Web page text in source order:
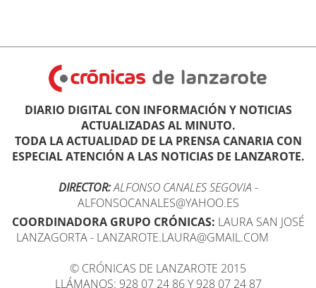
DIARIO DIGITAL CON INFORMACIÓN Y NOTICIAS
ACTUALIZADAS AL MINUTO.
TODA LA ACTUALIDAD DE LA PRENSA CANARIA CON
ESPECIAL ATENCIÓN A LAS NOTICIAS DE LANZAROTE.
DIRECTOR:ALFONSO CANALES SEGOVIA -
ALFONSOCANALES@YAHOO.ES
COORDINADORA GRUPO CRÓNICAS: LAURA SAN JOSÉ
LANZAGORTA - LANZAROTE.LAURA@GMAIL.COM
© CRÓNICAS DE LANZAROTE 2015
LLÁMANOS: 928 07 24 86 Y 928 07 24 87